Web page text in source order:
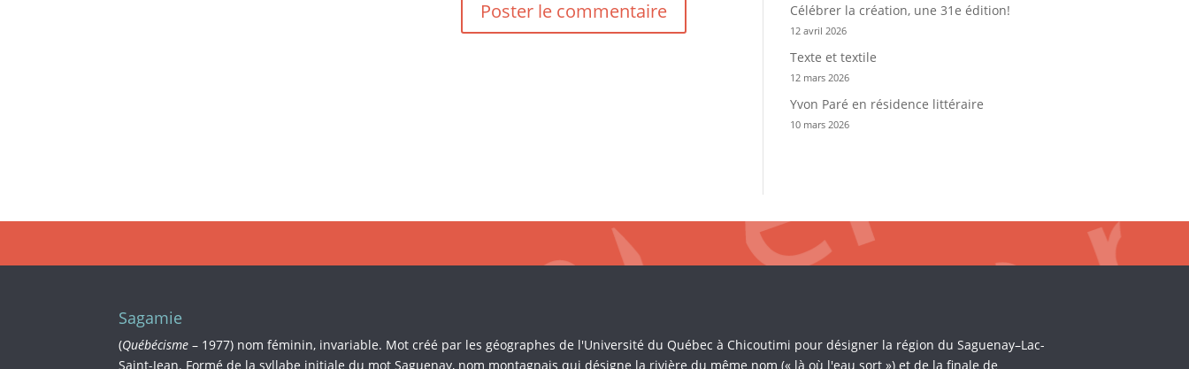
Célébrer la création, une 31e édition!
12 avril 2026
Texte et textile
12 mars 2026
Yvon Paré en résidence littéraire
10 mars 2026
Sagamie
(Québécisme– 1977) nom féminin, invariable. Mot créé par les géographes de l'Université du Québec à Chicoutimi pour désigner la région du Saguenay–Lac-
Saint-Jean. Formé de la syllabe initiale du mot Saguenay, nom montagnais qui désigne la rivière du même nom (« là où l'eau sort ») et de la finale de